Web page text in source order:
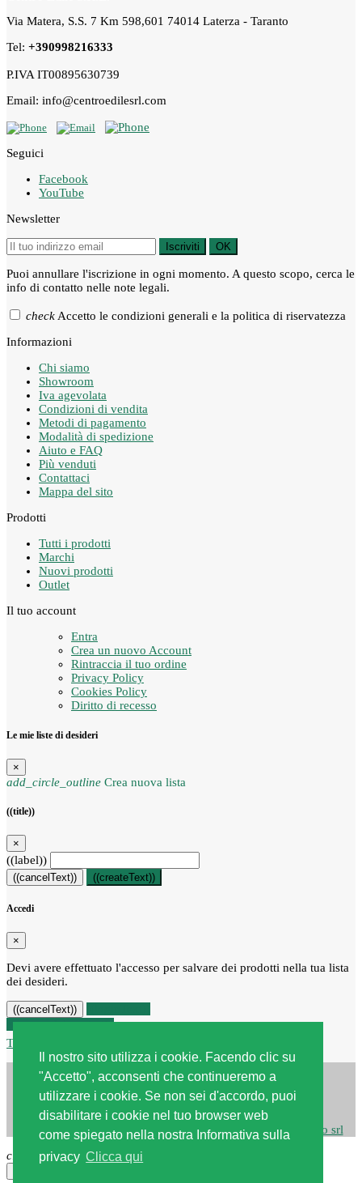
Il nostro sito utilizza i cookie. Facendo clic su
"Accetto", acconsenti che continueremo a
utilizzare i cookie. Se non sei d'accordo, puoi
disabilitare i cookie nel tuo browser web
come spiegato nella nostra Informativa sulla
privacy Clicca qui
Via Matera, S.S. 7 Km 598,601 74014 Laterza - Taranto
Tel: +390998216333
P.IVA IT00895630739
Email: info@centroedilesrl.com
Seguici
Facebook
YouTube
Newsletter
Iscriviti OK
Puoi annullare l'iscrizione in ogni momento. A questo scopo, cerca le
info di contatto nelle note legali.
check Accetto le condizioni generali e la politica di riservatezza
Informazioni
Chi siamo
Showroom
Iva agevolata
Condizioni di vendita
Metodi di pagamento
Modalità di spedizione
Aiuto e FAQ
Più venduti
Contattaci
Mappa del sito
Prodotti
Tutti i prodotti
Marchi
Nuovi prodotti
Outlet
Il tuo account
Entra
Crea un nuovo Account
Rintraccia il tuo ordine
Privacy Policy
Cookies Policy
Diritto di recesso
Le mie liste di desideri
×
add_circle_outline Crea nuova lista
((title))
×
((label))
((cancelText)) ((createText))
Accedi
×
Devi avere effettuato l'accesso per salvare dei prodotti nella tua lista
dei desideri.
((cancelText))
Recesso dal contratto
Traccia stato del recesso
Copyright © 2026Centro edile srl| Powered byWebstudio srl
close